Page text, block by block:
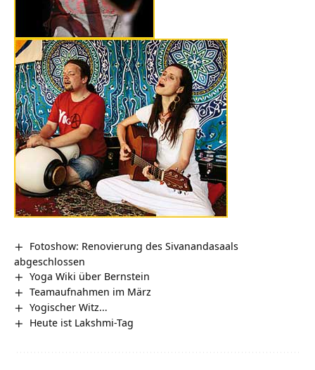
Fotoshow: Renovierung des Sivanandasaals
abgeschlossen
Yoga Wiki über Bernstein
Teamaufnahmen im März
Yogischer Witz…
Heute ist Lakshmi-Tag